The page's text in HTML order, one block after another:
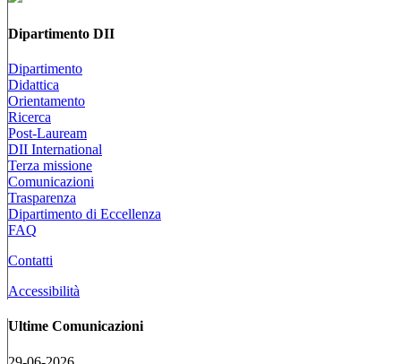
Dipartimento DII
Dipartimento
Didattica
Orientamento
Ricerca
Post-Lauream
DII International
Terza missione
Comunicazioni
Trasparenza
Dipartimento di Eccellenza
FAQ
Contatti
Accessibilità
Ultime Comunicazioni